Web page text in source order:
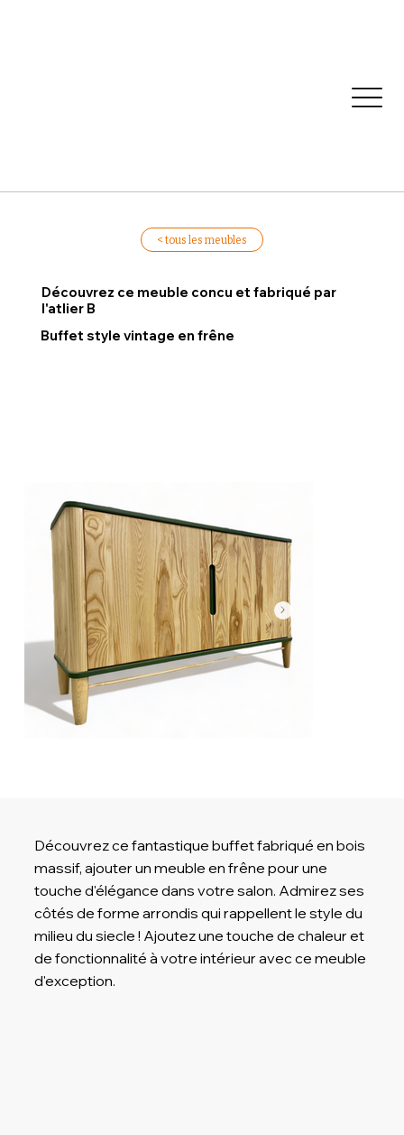
< tous les meubles
Découvrez ce meuble concu et fabriqué par
l'atlier B
Buffet style vintage en frêne
Découvrez ce fantastique buffet fabriqué en bois
massif, ajouter un meuble en frêne pour une
touche d'élégance dans votre salon. Admirez ses
côtés de forme arrondis qui rappellent le style du
milieu du siecle ! Ajoutez une touche de chaleur et
de fonctionnalité à votre intérieur avec ce meuble
d'exception.